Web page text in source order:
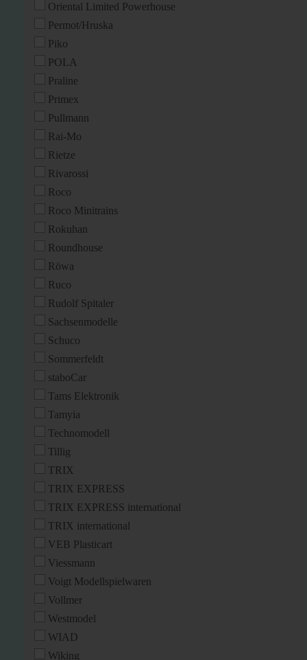
Oriental Limited Powerhouse
Permot/Hruska
Piko
POLA
Praline
Primex
Pullmann
Rai-Mo
Rietze
Rivarossi
Roco
Roco Minitrains
Rokuhan
Roundhouse
Röwa
Ruco
Rudolf Spitaler
Sachsenmodelle
Schuco
Sommerfeldt
staboCar
Tams Elektronik
Tamyia
Technomodell
Tillig
TRIX
TRIX EXPRESS
TRIX EXPRESS international
TRIX international
VEB Plasticart
Viessmann
Voigt Modellspielwaren
Vollmer
Westmodel
WIAD
Wiking